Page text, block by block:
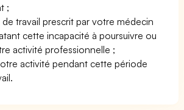
;
travail prescrit par votre médecin
cette incapacité à poursuivre ou
activité professionnelle ;
activité pendant cette période